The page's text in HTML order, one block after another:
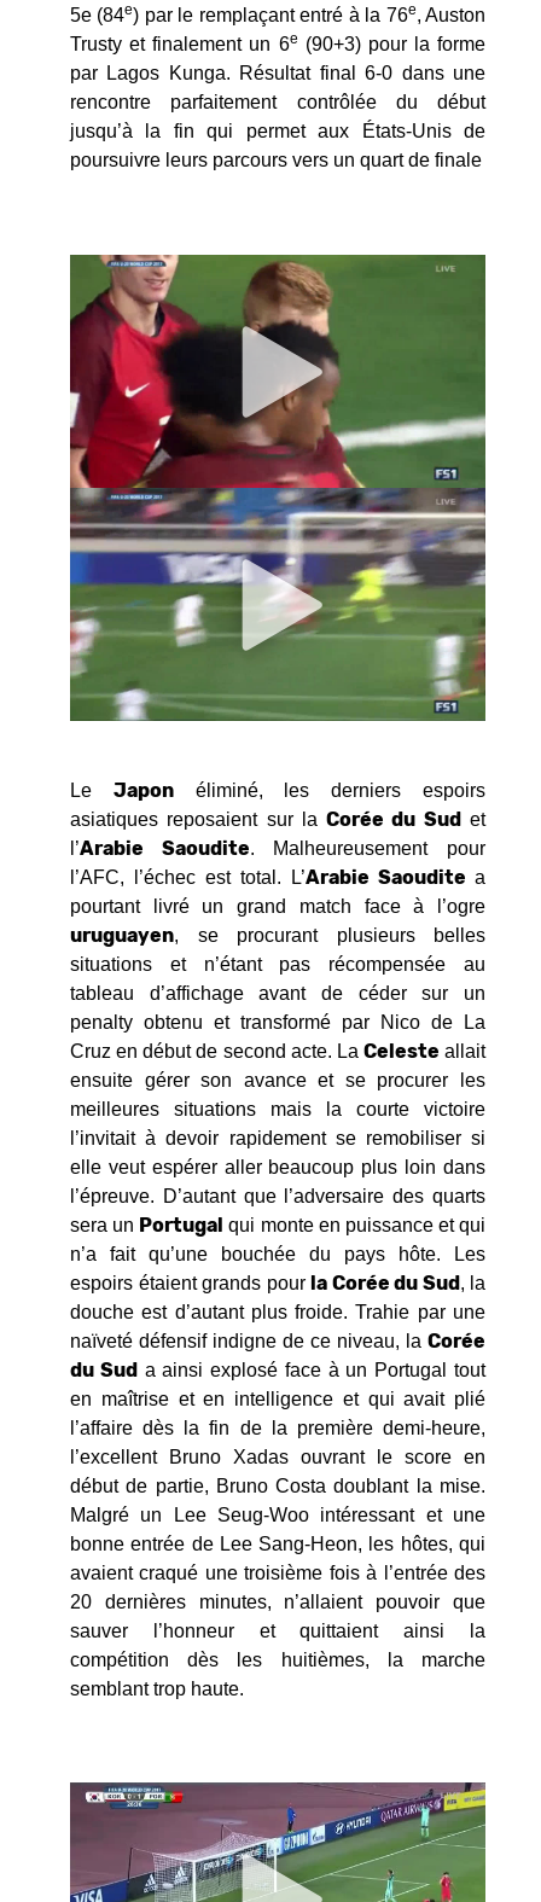
5e (84e) par le remplaçant entré à la 76e, Auston
Trusty et finalement un 6e (90+3) pour la forme
par Lagos Kunga. Résultat final 6-0 dans une
rencontre parfaitement contrôlée du début
jusqu’à la fin qui permet aux États-Unis de
poursuivre leurs parcours vers un quart de finale
Le Japonéliminé, les derniers espoirs
asiatiques reposaient sur laCorée du Sud et
l’Arabie Saoudite. Malheureusement pour
l’AFC, l’échec est total. L’Arabie Saoudite a
pourtant livré un grand match face à l’ogre
uruguayen, se procurant plusieurs belles
situations et n’étant pas récompensée au
tableau d’affichage avant de céder sur un
penalty obtenu et transformé par Nico de La
Cruz en début de second acte. La Celeste allait
ensuite gérer son avance et se procurer les
meilleures situations mais la courte victoire
l’invitait à devoir rapidement se remobiliser si
elle veut espérer aller beaucoup plus loin dans
l’épreuve. D’autant que l’adversaire des quarts
sera un Portugal qui monte en puissance et qui
n’a fait qu’une bouchée du pays hôte. Les
espoirs étaient grands pour la Corée du Sud, la
douche est d’autant plus froide. Trahie par une
naïveté défensif indigne de ce niveau, la Corée
du Sud a ainsi explosé face à un Portugal tout
en maîtrise et en intelligence et qui avait plié
l’affaire dès la fin de la première demi-heure,
l’excellent Bruno Xadas ouvrant le score en
début de partie, Bruno Costa doublant la mise.
Malgré un Lee Seug-Woo intéressant et une
bonne entrée de Lee Sang-Heon, les hôtes, qui
avaient craqué une troisième fois à l’entrée des
20 dernières minutes, n’allaient pouvoir que
sauver l’honneur et quittaient ainsi la
compétition dès les huitièmes, la marche
semblant trop haute.